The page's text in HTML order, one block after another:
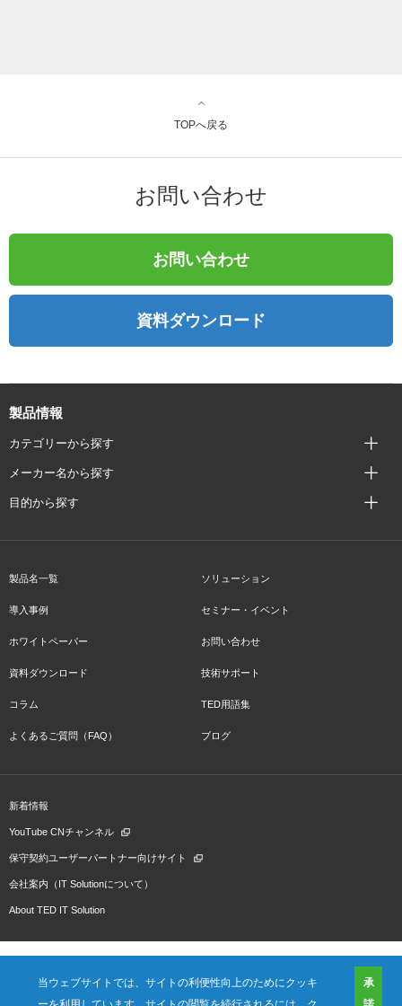
当ウェブサイトでは、サイトの利便性向上のためにクッキ
承
TOPへ戻る
お問い合わせ
お問い合わせ
資料ダウンロード
製品情報
カテゴリーから探す
メーカー名から探す
目的から探す
製品名一覧 ソリューション
導入事例 セミナー・イベント
ホワイトペーパー お問い合わせ
資料ダウンロード 技術サポート
コラム TED用語集
よくあるご質問（FAQ） ブログ
新着情報
YouTube CNチャンネル
保守契約ユーザーパートナー向けサイト
会社案内（IT Solutionについて）
About TED IT Solution
会社概要 ご利用規約 プライバシーポリシー プレスリリース（プロダクト)